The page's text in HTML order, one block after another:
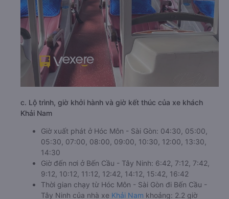
c. Lộ trình, giờ khởi hành và giờ kết thúc của xe khách
Khải Nam
Giờ xuất phát ở Hóc Môn - Sài Gòn: 04:30, 05:00,
05:30, 07:00, 08:00, 09:00, 10:30, 12:00, 13:30,
14:30
Giờ đến nơi ở Bến Cầu - Tây Ninh: 6:42, 7:12, 7:42,
9:12, 10:12, 11:12, 12:42, 14:12, 15:42, 16:42
Thời gian chạy từ Hóc Môn - Sài Gòn đi Bến Cầu -
Tây Ninh của nhà xe Khải Nam khoảng: 2.2 giờ